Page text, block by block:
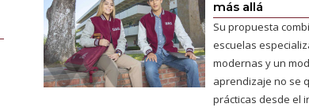
más allá
Su propuesta
escuelas
modernas y un
aprendizaje no se
prácticas desde el